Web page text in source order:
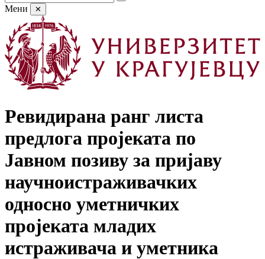
Мени ✕
Ревидирана ранг листа
предлога пројеката по
Јавном позиву за пријаву
научноистраживачких
односно уметничких
пројеката младих
истраживача и уметника